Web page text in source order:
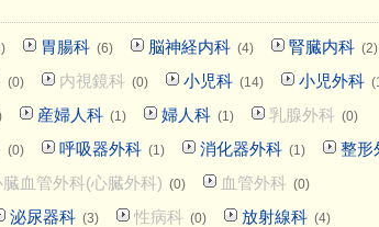
胃腸科 (6) 脳神経内科 (4) 腎臓内科 (2)
(0) 内視鏡科 (0) 小児科 (14) 小児外科
産婦人科 (1) 婦人科 (1) 乳腺外科 (0)
(0) 呼吸器外科 (1) 消化器外科 (1)
整形
臓血管外科(心臓外科) (0) 血管外科 (0)
泌尿器科 (3) 性病科 (0) 放射線科 (4)